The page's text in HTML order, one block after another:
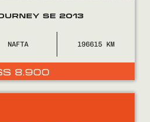
SE 2013
NAFTA 196615
8.900